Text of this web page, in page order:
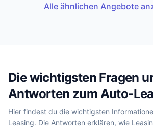
Alle ähnlichen Angebote
Die wichtigsten Fragen
Antworten zum Auto-
Hier findest du die wichtigsten
Leasing. Die Antworten erklären, wie